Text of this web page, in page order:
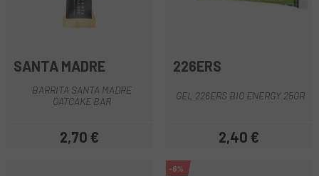
SANTA MADRE
BARRITA SANTA MADRE
OATCAKE BAR
Precio
2,70 €
226ERS
GEL 226ERS BIO ENERGY 25GR
Precio
2,40 €
-6%